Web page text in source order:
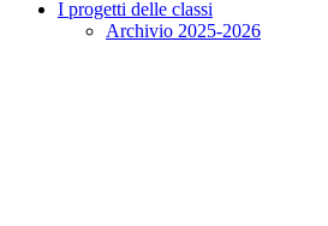
I progetti delle classi
Archivio 2025-2026